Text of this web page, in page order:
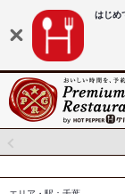
はじめ